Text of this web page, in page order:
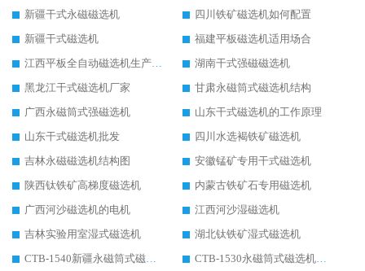
新疆干式永磁磁选机
四川铁矿磁选机如何配置
新疆干式磁选机
福建平板磁选机适用场合
江西平板全自动磁选机生产厂家
湖南干式强磁磁选机
黑龙江干式磁选机厂家
甘肃永磁筒式磁选机结构
广西永磁筒式强磁选机
山东干式磁选机的工作原理
山东干式磁选机批发
四川水选褐铁矿磁选机
吉林永磁磁选机结构图
安徽锰矿专用干式磁选机
陕西钛铁矿高梯度磁选机
内蒙古铁矿石专用磁选机
广西河沙磁选机的电机
江西河沙湿磁选机
吉林实验用室湿式磁选机
湖北钛铁矿湿式磁选机
CTB-1540新疆永磁筒式磁选机
CTB-1530永磁筒式磁选机代理商